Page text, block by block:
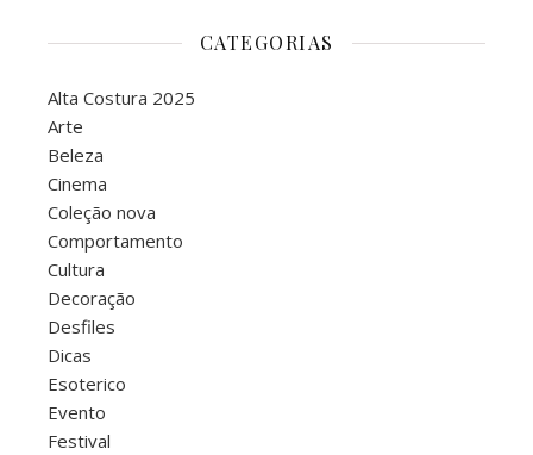
CATEGORIAS
Alta Costura 2025
Arte
Beleza
Cinema
Coleção nova
Comportamento
Cultura
Decoração
Desfiles
Dicas
Esoterico
Evento
Festival